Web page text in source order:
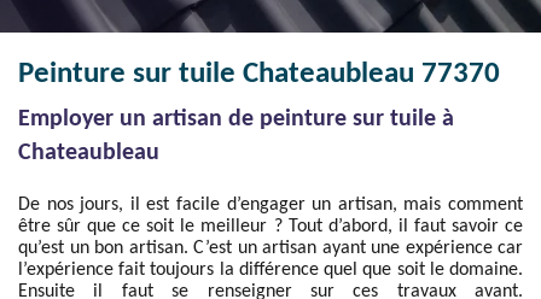
Peinture sur tuile Chateaubleau 77370
Employer un artisan de peinture sur tuile à
Chateaubleau
De nos jours, il est facile d’engager un artisan, mais comment
être sûr que ce soit le meilleur ? Tout d’abord, il faut savoir ce
qu’est un bon artisan. C’est un artisan ayant une expérience car
l’expérience fait toujours la différence quel que soit le domaine.
Ensuite il faut se renseigner sur ces travaux avant.